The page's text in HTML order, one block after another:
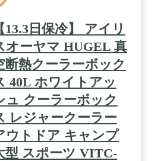
【13.3日保冷】 アイリ
オーヤマ HUGEL 真
断熱クーラーボック
40L ホワイトアッ
ュ クーラーボック
レジャークーラー
ウトドア キャンプ
型 スポーツ VITC-